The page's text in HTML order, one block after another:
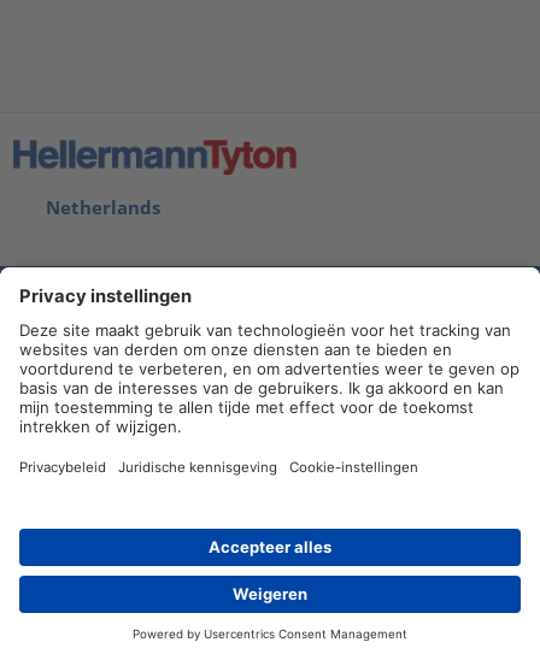
Netherlands
Colofon
Sitemap
Privacy statement
Contact
Reseller Contact